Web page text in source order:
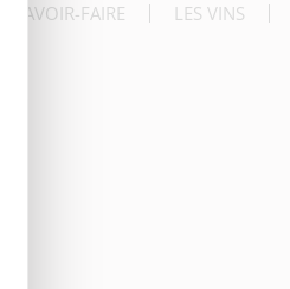
LE SAVOIR-FAIRE LES VINS